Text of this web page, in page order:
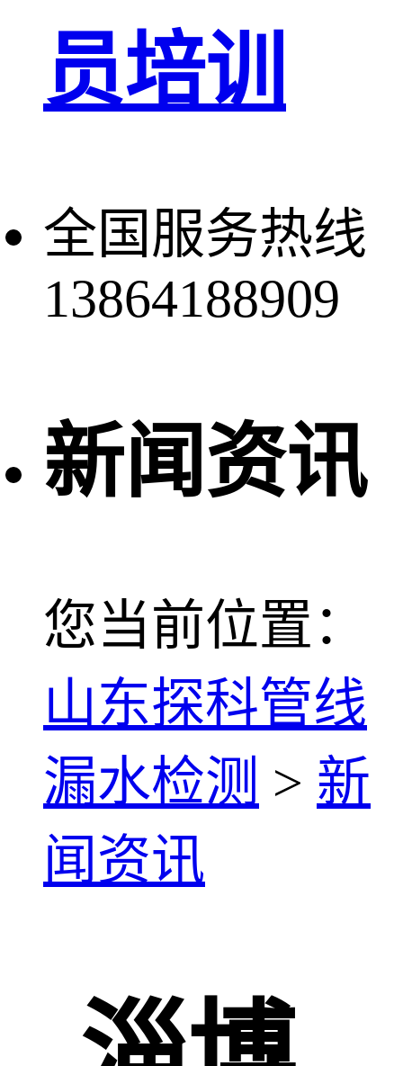
员培训
全国服务热线
13864188909
新闻资讯
您当前位置：
山东探科管线
漏水检测 > 新
闻资讯